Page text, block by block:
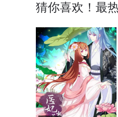
猜你喜欢！最